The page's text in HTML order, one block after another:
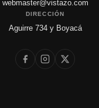
webmaster@vistazo.com
DIRECCIÓN
Aguirre 734 y Boyacá